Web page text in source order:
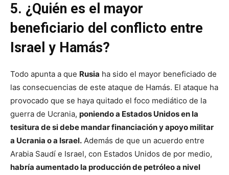
5. ¿Quién es el mayor
beneficiario del conflicto entre
Israel y Hamás?
Todo apunta a que Rusia ha sido el mayor beneficiado de
las consecuencias de este ataque de Hamás. El ataque ha
provocado que se haya quitado el foco mediático de la
guerra de Ucrania, poniendo a Estados Unidos en la
tesitura de si debe mandar financiación y apoyo militar
a Ucrania o a Israel. Además de que un acuerdo entre
Arabia Saudí e Israel, con Estados Unidos de por medio,
habría aumentado la producción de petróleo a nivel